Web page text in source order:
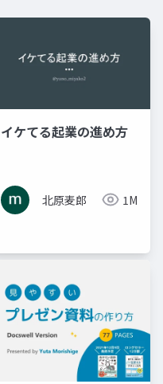
イケてる起業の進め方
北原麦郎 1M